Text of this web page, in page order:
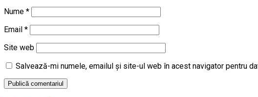
Nume *
Email *
Site web
Salvează-mi numele, emailul și site-ul web în acest navigator pentru